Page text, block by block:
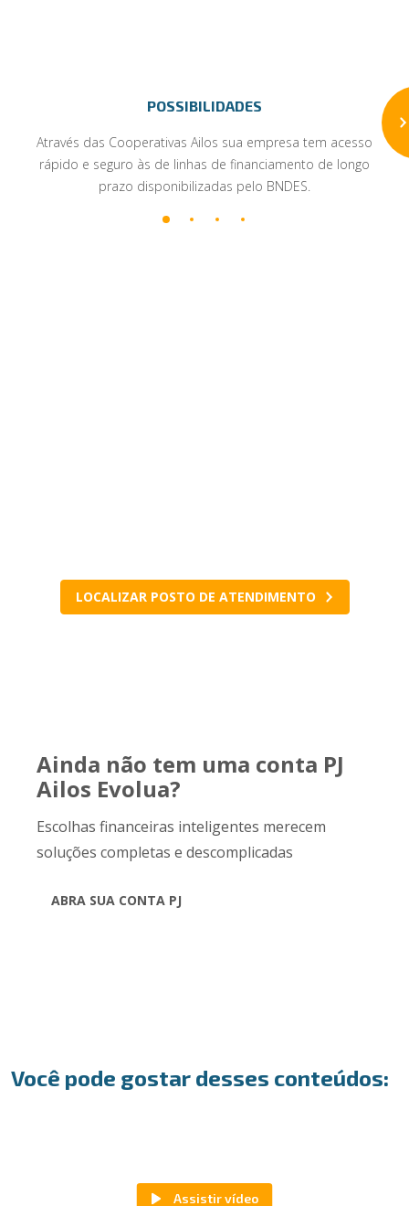
POSSIBILIDADES
Através das Cooperativas Ailos sua empresa tem acesso
rápido e seguro às de linhas de financiamento de longo
prazo disponibilizadas pelo BNDES.
LOCALIZAR POSTO DE ATENDIMENTO
Ainda não tem uma conta PJ
Ailos Evolua?
Escolhas financeiras inteligentes merecem
soluções completas e descomplicadas
ABRA SUA CONTA PJ
Você pode gostar desses conteúdos: